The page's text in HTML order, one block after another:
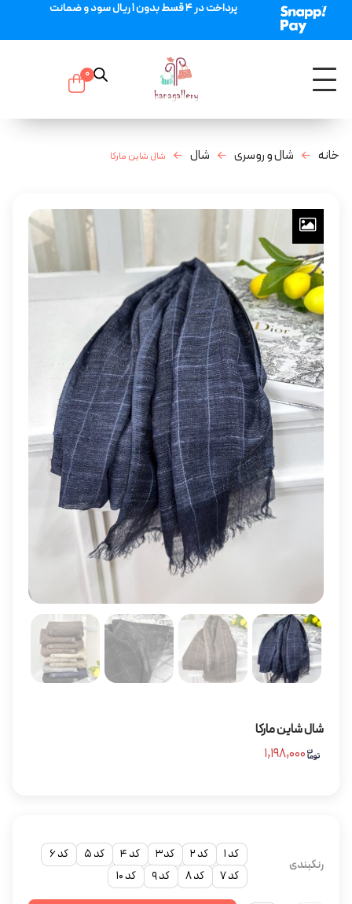
پرداخت در 4 قسط بدون 1 ریال سود و ضمانت
0
خانه شال و روسری شال شال شاین مارکا
شال شاین مارکا
رنگبندی
کد ۱ کد ۲ کد۳ کد ۴ کد ۵
کد ۶
کد ۷
کد ۸ کد ۹ کد ۱۰